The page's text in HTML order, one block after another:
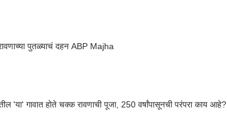
पुतळ्याचं दहन ABP Majha
'या' गावात होते चक्क रावणाची पूजा, 250 वर्षांपासूनची परंपरा काय आहे?